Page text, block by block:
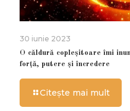
30 iunie 2023
O căldură copleșitoare îmi
forță, putere și încredere
Citește mai mult